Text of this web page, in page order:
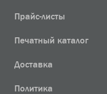
Прайс-листы
Печатный каталог
Доставка
Политика